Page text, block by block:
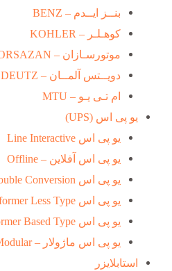
بنــز ایــدم – BENZ
کوهـلـر – KOHLER
موتورسـازان – MOTORSAZAN
دویــتس آلمــان – DEUTZ
ام تـی یـو – MTU
یو پی اس (UPS)
یو پی اس Line Interactive
یو پی اس آفلاین – Offline
یو پی اس Online Double Conversion
یو پی اس Transformer Less Type
یو پی اس Transformer Based Type
یو پی اس ماژولار – Modular
استابلایزر